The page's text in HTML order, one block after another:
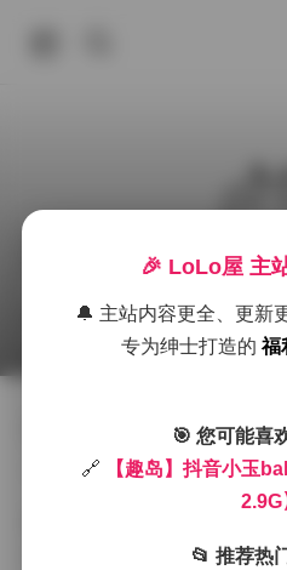
2026年6月26日 下午8:11
【趣岛】抖音小玉baby合集
含232张静态图片和277段短
🎉 LoLo屋 主
🔔 主站内容更全、更新
专为绅士打造的福
🎯 您可能喜
🔗
【趣岛】抖音小玉
2.9G
📂 推荐热